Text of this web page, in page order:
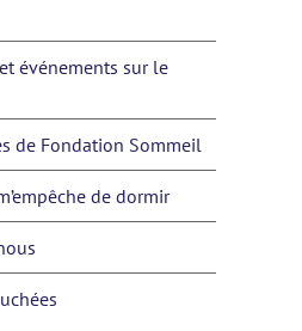
événements sur le
de Fondation Sommeil
de dormir